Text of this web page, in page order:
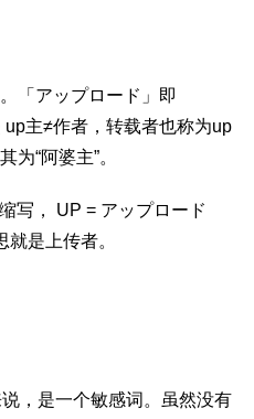
「アップロード」即
主≠作者，转载者也称为up
为“阿婆主”。
写， UP = アップロード
是上传者。
，是一个敏感词。虽然没有